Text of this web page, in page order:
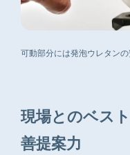
可動部分には発泡ウレタン
現場とのベス
善提案力